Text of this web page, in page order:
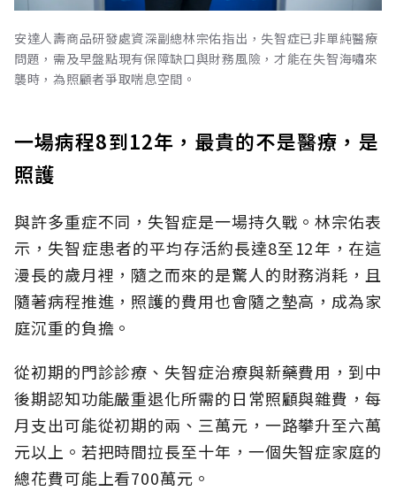
安達人壽商品研發處資深副總林宗佑指出，失智症已非單純醫療
問題，需及早盤點現有保障缺口與財務風險，才能在失智海嘯來
襲時，為照顧者爭取喘息空間。
一場病程8到12年，最貴的不是醫療，是
照護
與許多重症不同，失智症是一場持久戰。林宗佑表
示，失智症患者的平均存活約長達8至12年，在這
漫長的歲月裡，隨之而來的是驚人的財務消耗，且
隨著病程推進，照護的費用也會隨之墊高，成為家
庭沉重的負擔。
從初期的門診診療、失智症治療與新藥費用，到中
後期認知功能嚴重退化所需的日常照顧與雜費，每
月支出可能從初期的兩、三萬元，一路攀升至六萬
元以上。若把時間拉長至十年，一個失智症家庭的
總花費可能上看700萬元。